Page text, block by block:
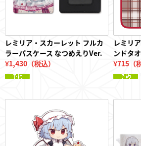
レミリア・スカーレット フルカ
ラーパスケース なつめえりVer.
¥1,430（税込）
レミリ
ンドタ
¥715（